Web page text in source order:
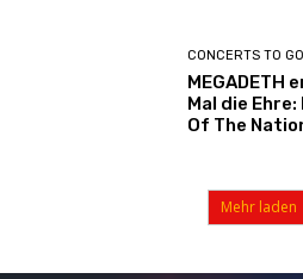
CONCERTS TO GO
MEGADETH
Mal die
Of The
Mehr laden